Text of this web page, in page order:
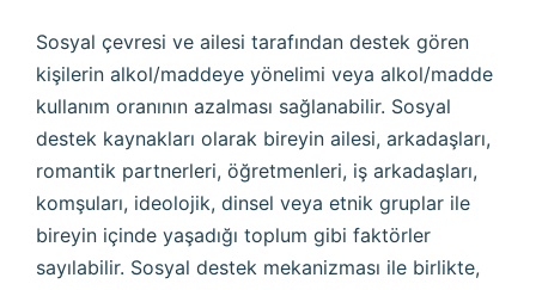
Sosyal çevresi ve ailesi tarafından destek gören
kişilerin alkol/maddeye yönelimi veya alkol/madde
kullanım oranının azalması sağlanabilir. Sosyal
destek kaynakları olarak bireyin ailesi, arkadaşları,
romantik partnerleri, öğretmenleri, iş arkadaşları,
komşuları, ideolojik, dinsel veya etnik gruplar ile
bireyin içinde yaşadığı toplum gibi faktörler
sayılabilir. Sosyal destek mekanizması ile birlikte,